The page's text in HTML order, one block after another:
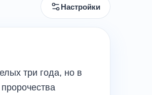
Настройки
три года, но в